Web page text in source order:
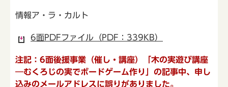
情報ア・ラ・カルト
6面PDFファイル（PDF：339KB）
注記：6面後援事業（催し・講座）「木の実遊び講座
―むくろじの実でボードゲーム作り」の記事中、申し
込みのメールアドレスに誤りがありました。